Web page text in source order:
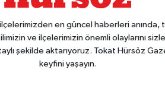
en güncel haberleri
ilimizin ve ilçelerimizin önemli olaylarını
şekilde aktarıyoruz. Tokat Hürsöz
keyfini yaşayın.